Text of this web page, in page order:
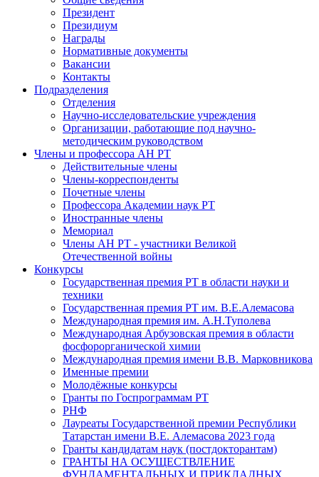
Президент
Президиум
Награды
Нормативные документы
Вакансии
Контакты
Подразделения
Отделения
Научно-исследовательские учреждения
Организации, работающие под научно-
методическим руководством
Члены и профессора АН РТ
Действительные члены
Члены-корреспонденты
Почетные члены
Профессора Академии наук РТ
Иностранные члены
Мемориал
Члены АН РТ - участники Великой
Отечественной войны
Конкурсы
Государственная премия РТ в области науки и
техники
Государственная премия РТ им. В.Е.Алемасова
Международная премия им. А.Н.Туполева
Международная Арбузовская премия в области
фосфорорганической химии
Международная премия имени В.В. Марковникова
Именные премии
Молодёжные конкурсы
Гранты по Госпрограммам РТ
РНФ
Лауреаты Государственной премии Республики
Татарстан имени В.Е. Алемасова 2023 года
Гранты кандидатам наук (постдокторантам)
ГРАНТЫ НА ОСУЩЕСТВЛЕНИЕ
ФУНДАМЕНТАЛЬНЫХ И ПРИКЛАДНЫХ